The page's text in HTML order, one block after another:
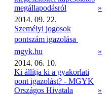
megállapodásról
»
2014. 09. 22.
Személyi jogosok
pontszám igazolása 
mgyk.hu
»
2014. 06. 10.
Ki állítja ki a gyakorlati
pont igazolást? - MGYK
Országos Hivatala
»